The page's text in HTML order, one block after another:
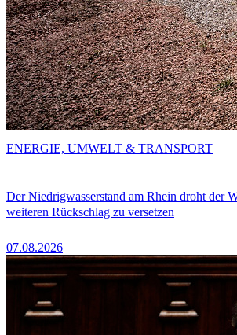
Der Niedrigwasserstand am Rhein droht der
weiteren Rückschlag zu versetzen
07.08.2026
ENERGIE, UMWELT & TRANSPORT